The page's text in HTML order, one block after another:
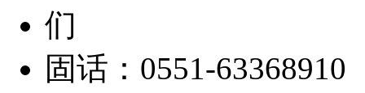
固话：0551-63368910